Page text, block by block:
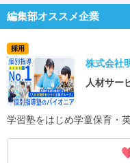
編集部オススメ企業
採用
株式会社
人材サー
学習塾をはじめ学童保育・